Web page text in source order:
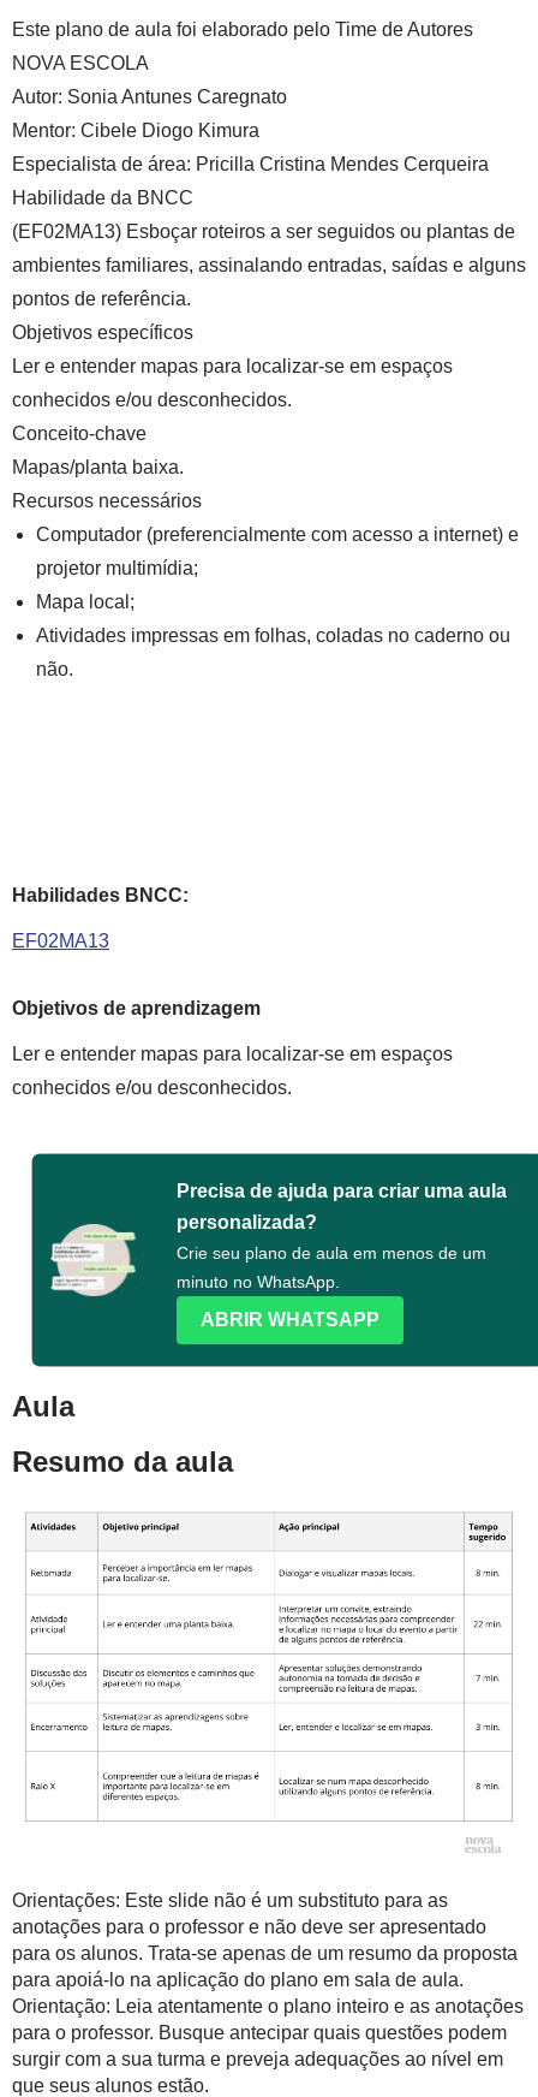
Este plano de aula foi elaborado pelo Time de Autores
NOVA ESCOLA
Autor: Sonia Antunes Caregnato
Mentor: Cibele Diogo Kimura
Especialista de área: Pricilla Cristina Mendes Cerqueira
Habilidade da BNCC
(EF02MA13) Esboçar roteiros a ser seguidos ou plantas de
ambientes familiares, assinalando entradas, saídas e alguns
pontos de referência.
Objetivos específicos
Ler e entender mapas para localizar-se em espaços
conhecidos e/ou desconhecidos.
Conceito-chave
Mapas/planta baixa.
Recursos necessários
Computador (preferencialmente com acesso a internet) e
projetor multimídia;
Mapa local;
Atividades impressas em folhas, coladas no caderno ou
não.
Habilidades BNCC:
EF02MA13
Objetivos de aprendizagem
Ler e entender mapas para localizar-se em espaços
conhecidos e/ou desconhecidos.
Precisa de ajuda para criar uma aula
personalizada?
Crie seu plano de aula em menos de um
minuto no WhatsApp.
ABRIR WHATSAPP
Aula
Resumo da aula
Orientações: Este slide não é um substituto para as
anotações para o professor e não deve ser apresentado
para os alunos. Trata-se apenas de um resumo da proposta
para apoiá-lo na aplicação do plano em sala de aula.
Orientação: Leia atentamente o plano inteiro e as anotações
para o professor. Busque antecipar quais questões podem
surgir com a sua turma e preveja adequações ao nível em
que seus alunos estão.